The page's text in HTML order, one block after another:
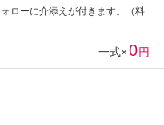
ローに介添えが付きます。（料
一式×0円